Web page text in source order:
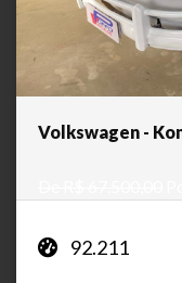
Volkswagen -
92.211